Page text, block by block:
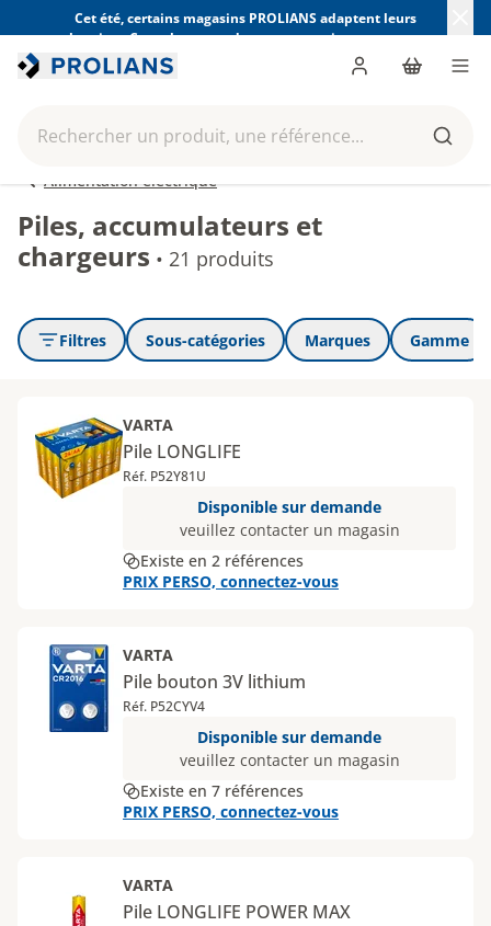
Cet été, certains magasins PROLIANS adaptent leurs
horaires. Consultez ceux de votre magasin avant votre
visite.
Rechercher un produit, une référence...
Panier
Alimentation électrique
Piles, accumulateurs et
chargeurs • 21 produits
Filtres Sous-catégories Marques Gamme
VARTA
Pile LONGLIFE
Réf. P52Y81U
Disponible sur demande
veuillez contacter un magasin
Existe en 2 références
PRIX PERSO, connectez-vous
VARTA
Pile bouton 3V lithium
Réf. P52CYV4
Disponible sur demande
veuillez contacter un magasin
Existe en 7 références
PRIX PERSO, connectez-vous
VARTA
Pile LONGLIFE POWER MAX